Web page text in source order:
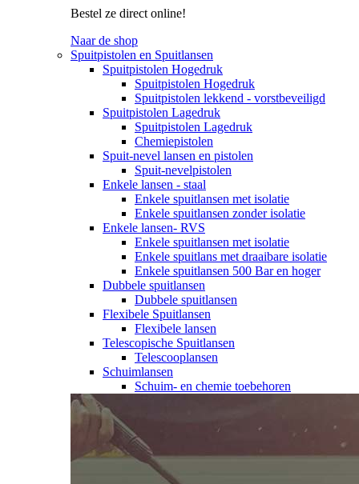
Bestel ze direct online!
Naar de shop
Spuitpistolen en Spuitlansen
Spuitpistolen Hogedruk
Spuitpistolen Hogedruk
Spuitpistolen lekkend - vorstbeveiligd
Spuitpistolen Lagedruk
Spuitpistolen Lagedruk
Chemiepistolen
Spuit-nevel lansen en pistolen
Spuit-nevelpistolen
Enkele lansen - staal
Enkele spuitlansen met isolatie
Enkele spuitlansen zonder isolatie
Enkele lansen- RVS
Enkele spuitlansen met isolatie
Enkele spuitlans met draaibare isolatie
Enkele spuitlansen 500 Bar en hoger
Dubbele spuitlansen
Dubbele spuitlansen
Flexibele Spuitlansen
Flexibele lansen
Telescopische Spuitlansen
Telescooplansen
Schuimlansen
Schuim- en chemie toebehoren